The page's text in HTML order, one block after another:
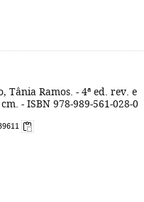
Tânia Ramos. - 4ª ed. rev. e
- ISBN 978-989-561-028-0